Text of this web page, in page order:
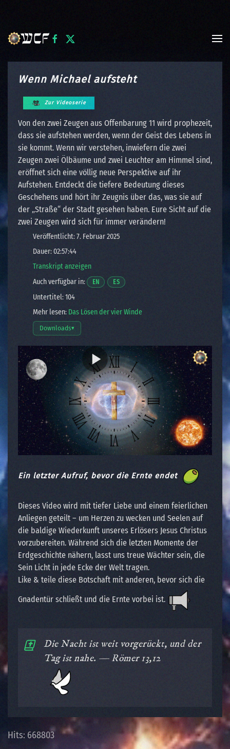
Wenn Michael aufsteht
Zur Videoserie
Von den zwei Zeugen aus Offenbarung 11 wird prophezeit,
dass sie aufstehen werden, wenn der Geist des Lebens in
sie kommt. Wenn wir verstehen, inwiefern die zwei
Zeugen zwei Ölbäume und zwei Leuchter am Himmel sind,
eröffnet sich eine völlig neue Perspektive auf ihr
Aufstehen. Entdeckt die tiefere Bedeutung dieses
Geschehens und hört ihr Zeugnis über das, was sie auf
der „Straße“ der Stadt gesehen haben. Eure Sicht auf die
zwei Zeugen wird sich für immer verändern!
Veröffentlicht: 7. Februar 2025
Dauer: 02:57:44
Transkript anzeigen
Auch verfügbar in:
ENOpens a video in a new window.
ESOpens a video in a new window.
Untertitel: 104
Mehr lesen: Das Lösen der vier Winde
Downloads▾
Download-Optionen öffnen
Ein letzter Aufruf, bevor die Ernte endet
Dieses Video wird mit tiefer Liebe und einem feierlichen
Anliegen geteilt – um Herzen zu wecken und Seelen auf
die baldige Wiederkunft unseres Erlösers Jesus Christus
vorzubereiten. Während sich die letzten Momente der
Erdgeschichte nähern, lasst uns treue Wächter sein, die
Sein Licht in jede Ecke der Welt tragen.
Like & teile diese Botschaft mit anderen, bevor sich die
Gnadentür schließt und die Ernte vorbei ist.
Die Nacht ist weit vorgerückt, und der
Tag ist nahe. — Römer 13,12
Hits: 668803